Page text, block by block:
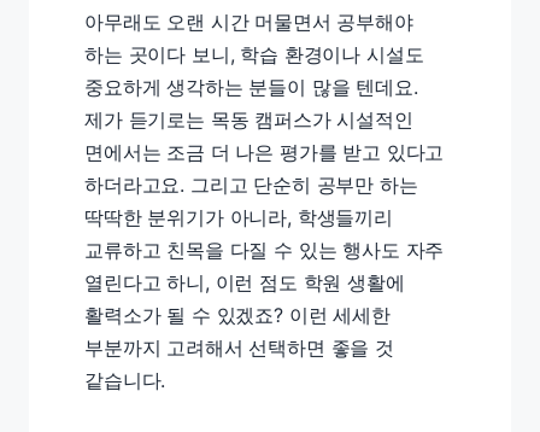
아무래도 오랜 시간 머물면서 공부해야
하는 곳이다 보니, 학습 환경이나 시설도
중요하게 생각하는 분들이 많을 텐데요.
제가 듣기로는 목동 캠퍼스가 시설적인
면에서는 조금 더 나은 평가를 받고 있다고
하더라고요. 그리고 단순히 공부만 하는
딱딱한 분위기가 아니라, 학생들끼리
교류하고 친목을 다질 수 있는 행사도 자주
열린다고 하니, 이런 점도 학원 생활에
활력소가 될 수 있겠죠? 이런 세세한
부분까지 고려해서 선택하면 좋을 것
같습니다.